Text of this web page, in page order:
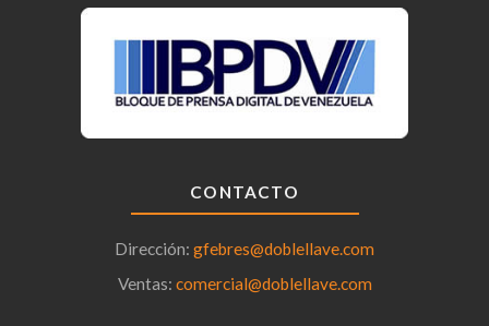
CONTACTO
Dirección: gfebres@doblellave.com
Ventas: comercial@doblellave.com